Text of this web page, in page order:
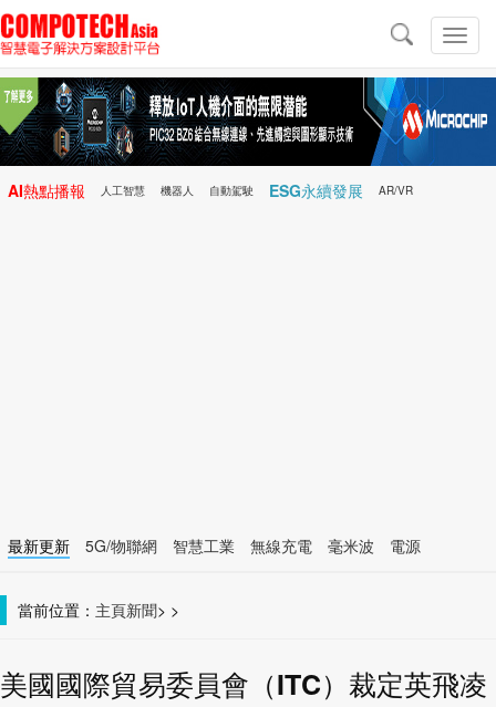
切
換
導
導
航
AI熱點播報 人工智慧 機器人 自動駕駛 ESG永續發展 AR/VR
最新更新 5G/物聯網 智慧工業 無線充電 毫米波
電源
當前位置： 主頁 >
新聞 >
美國國際貿易委員會（ITC）裁定英飛凌